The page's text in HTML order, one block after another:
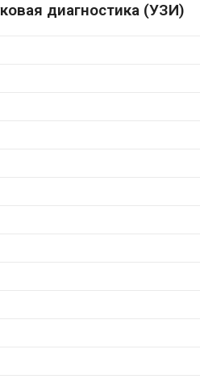
диагностика (УЗИ)